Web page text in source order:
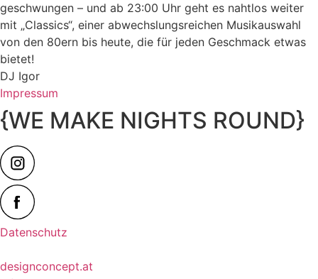
geschwungen – und ab 23:00 Uhr geht es nahtlos weiter
mit „Classics“, einer abwechslungsreichen Musikauswahl
von den 80ern bis heute, die für jeden Geschmack etwas
bietet!
DJ Igor
Impressum
{WE MAKE NIGHTS ROUND}
Datenschutz
designconcept.at